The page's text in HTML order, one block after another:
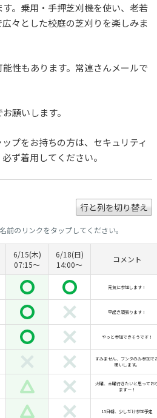
。乗用・手押芝刈機を使い、老若
々とした校庭の芝刈りを楽しみま
性もあります。常連さんメールで
願いします。
プをお持ちの方は、セキュリティ
ず着用してください。
行と列を切り替え
前のリンクをタップしてください。
6/15(木)
07:15〜
6/18(日)
14:00〜
コメント
元気に参加します！
早起き頑張ります！
やっと参加できそうです！
すみません、ブンタのみ参加で
願いします。
火曜、木曜行きたいと思ってお
ますー！
15日朝、少しだけ参加予定